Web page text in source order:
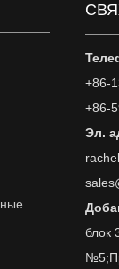
+86-
+86-
Эл.
блок